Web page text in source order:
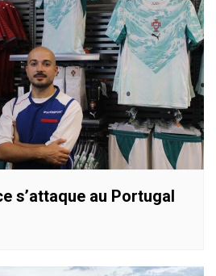
s’attaque au Portugal